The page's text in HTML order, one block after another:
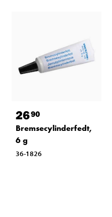
2690
Bremsecylinderfedt,
6 g
36-1826